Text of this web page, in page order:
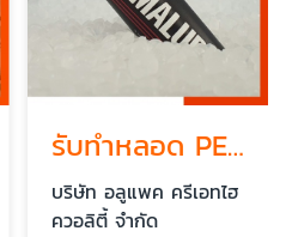
รับทำหลอด PE สีพร้อมพิมพ์ลาย
บริษัท อลูแพค ครีเอทไฮ
ควอลิตี้ จำกัด